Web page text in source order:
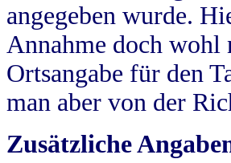
angegeben wurde.
Annahme doch
Ortsangabe für den
man aber von der
Zusätzliche